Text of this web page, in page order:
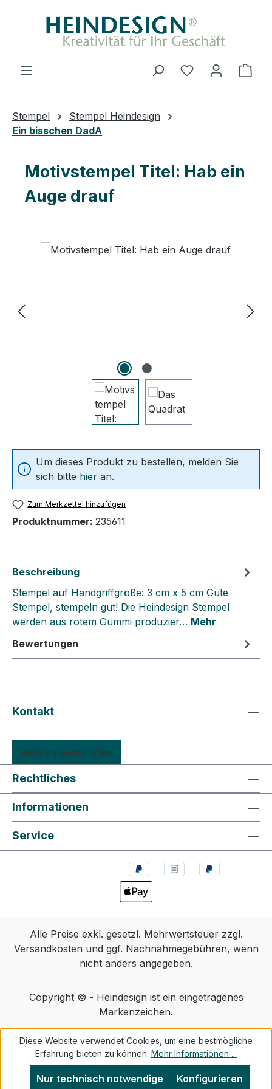
Zum Hauptinhalt springen
Du hast 0
Stempel
Stempel Heindesign
Ein bisschen DadA
Motivstempel Titel: Hab ein
Auge drauf
Um dieses Produkt zu bestellen, melden Sie
sich bitte hier an.
Zum Merkzettel hinzufügen
Produktnummer: 235611
Beschreibung
Stempel auf Handgriffgröße: 3 cm x 5 cm Gute
Stempel, stempeln gut! Die Heindesign Stempel
werden aus rotem Gummi produzier… Mehr
Bewertungen
Kontakt
Vertrag widerrufen
Rechtliches
Informationen
Service
Alle Preise exkl. gesetzl. Mehrwertsteuer zzgl.
Versandkosten und ggf. Nachnahmegebühren, wenn
nicht anders angegeben.
Copyright © - Heindesign ist ein eingetragenes
Markenzeichen.
Diese Website verwendet Cookies, um eine bestmögliche
Erfahrung bieten zu können. Mehr Informationen ...
Nur technisch notwendige Konfigurieren